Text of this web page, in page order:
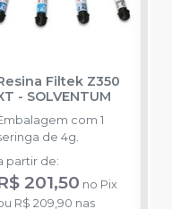
Filtek Z350
- SOLVENTUM
com 1
de 4g.
partir de:
201,50 no Pix
R$ 209,90 nas